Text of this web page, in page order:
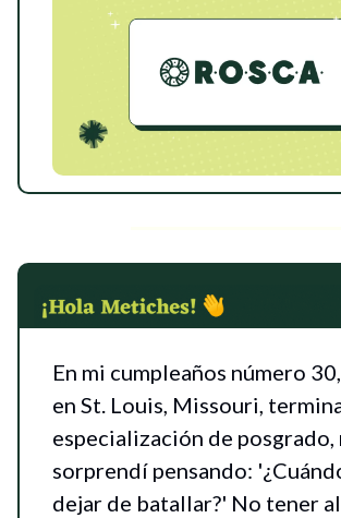
En mi cumpleaños número
en St. Louis, Missouri,
especialización de posgrado,
sorprendí pensando:
dejar de batallar?' No tener